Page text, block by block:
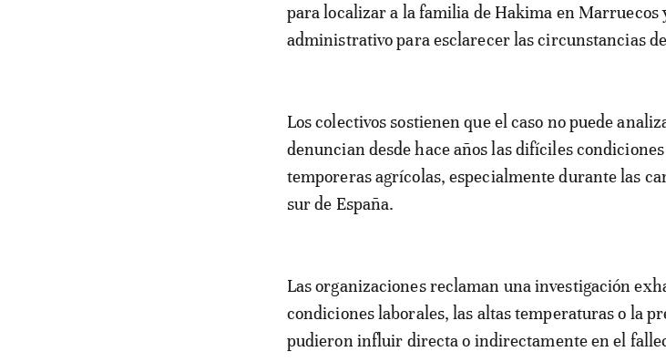
para localizar a la familia de Hakima en
administrativo para esclarecer las circunstancias
Los colectivos sostienen que el caso no puede
denuncian desde hace años las difíciles
temporeras agrícolas, especialmente durante las
sur de España.
Las organizaciones reclaman una investigación
condiciones laborales, las altas temperaturas o la
pudieron influir directa o indirectamente en el